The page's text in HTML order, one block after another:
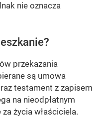
nie oznacza
przekazania
są umowa
testament z zapisem
na nieodpłatnym
życia właściciela.